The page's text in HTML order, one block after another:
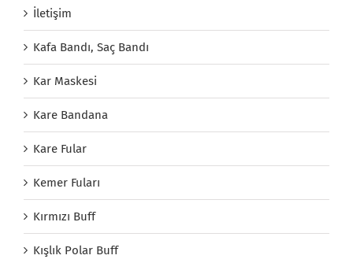
İletişim
Kafa Bandı, Saç Bandı
Kar Maskesi
Kare Bandana
Kare Fular
Kemer Fuları
Kırmızı Buff
Kışlık Polar Buff